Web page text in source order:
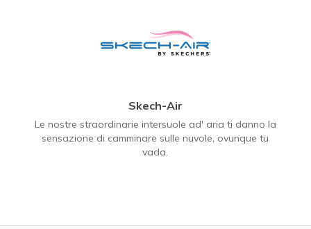
Skech-Air
Le nostre straordinarie intersuole ad' aria ti danno la
sensazione di camminare sulle nuvole, ovunque tu
vada.